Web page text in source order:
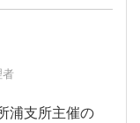
浦支所主催の